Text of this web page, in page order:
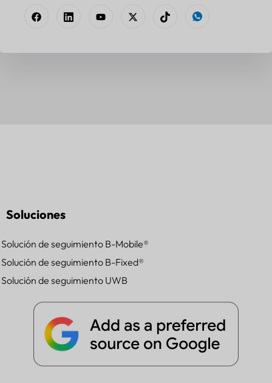
Soluciones
Solución de seguimiento B-Mobile®
Solución de seguimiento B-Fixed®
Solución de seguimiento UWB